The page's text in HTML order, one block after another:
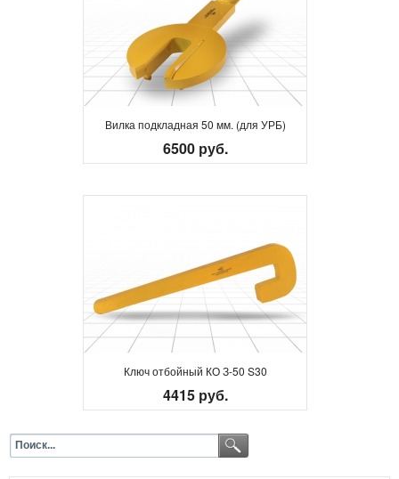
Вилка подкладная 50 мм. (для УРБ)
6500 руб.
Ключ отбойный КО З-50 S30
4415 руб.